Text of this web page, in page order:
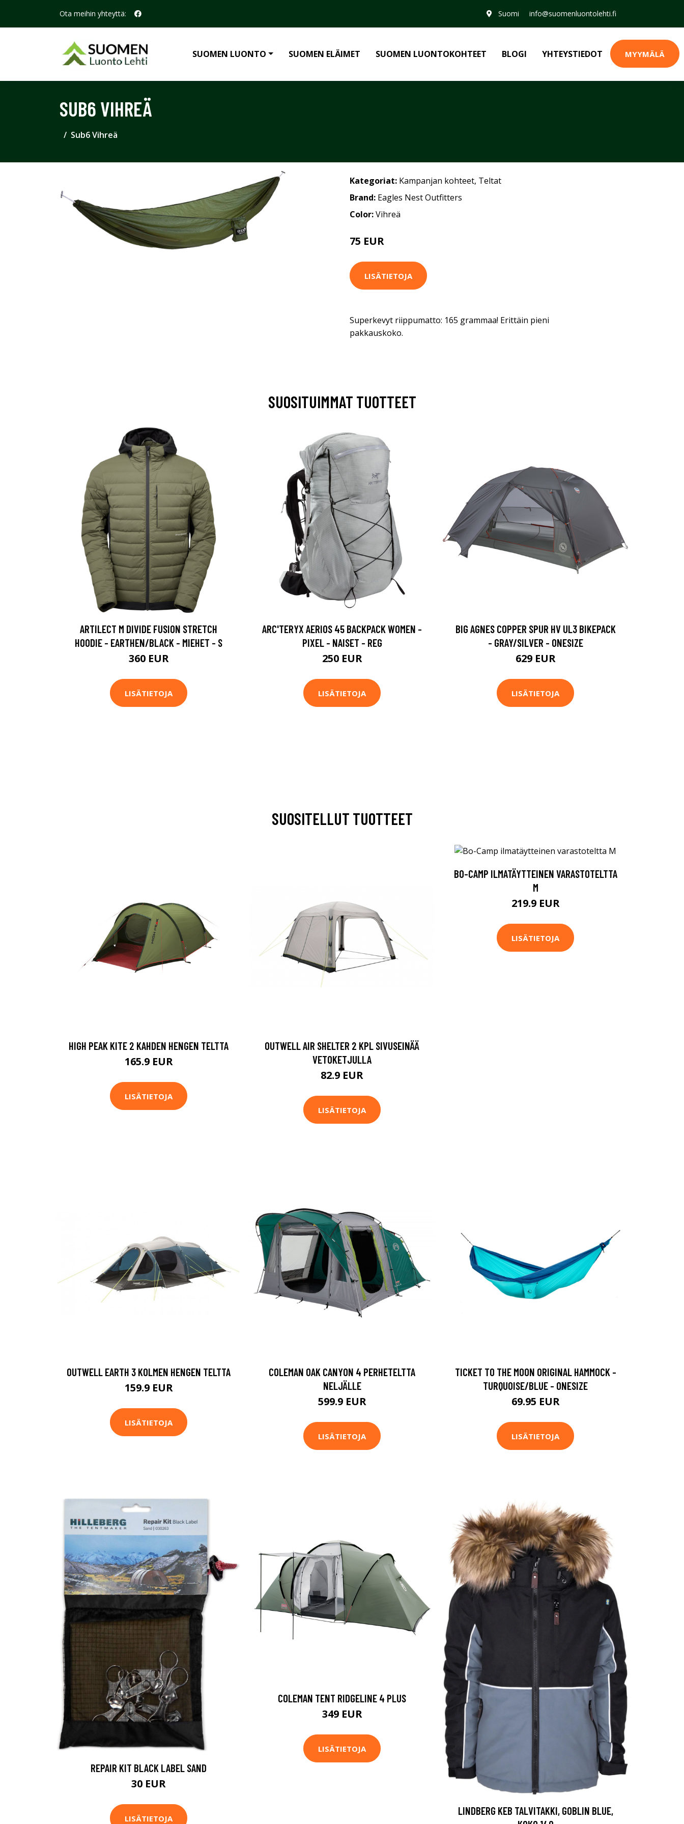
Ota meihin yhteyttä: Suomi info@suomenluontolehti.fi
SUOMEN LUONTO SUOMEN ELÄIMET SUOMEN LUONTOKOHTEET BLOGI YHTEYSTIEDOT MYYMÄLÄ
SUB6 VIHREÄ
Sub6 Vihreä
Kategoriat: Kampanjan kohteet, Teltat
Brand: Eagles Nest Outfitters
Color:Vihreä
75 EUR
LISÄTIETOJA
Superkevyt riippumatto: 165 grammaa! Erittäin pieni
pakkauskoko.
SUOSITUIMMAT TUOTTEET
ARTILECT M DIVIDE FUSION STRETCH
HOODIE - EARTHEN/BLACK - MIEHET - S
360 EUR
LISÄTIETOJA
ARC'TERYX AERIOS 45 BACKPACK WOMEN -
PIXEL - NAISET - REG
250 EUR
LISÄTIETOJA
BIG AGNES COPPER SPUR HV UL3 BIKEPACK
- GRAY/SILVER - ONESIZE
629 EUR
LISÄTIETOJA
SUOSITELLUT TUOTTEET
HIGH PEAK KITE 2 KAHDEN HENGEN TELTTA
165.9 EUR
LISÄTIETOJA
OUTWELL AIR SHELTER 2 KPL SIVUSEINÄÄ
VETOKETJULLA
82.9 EUR
LISÄTIETOJA
BO-CAMP ILMATÄYTTEINEN VARASTOTELTTA
M
219.9 EUR
LISÄTIETOJA
OUTWELL EARTH 3 KOLMEN HENGEN TELTTA
159.9 EUR
LISÄTIETOJA
COLEMAN OAK CANYON 4 PERHETELTTA
NELJÄLLE
599.9 EUR
LISÄTIETOJA
TICKET TO THE MOON ORIGINAL HAMMOCK -
TURQUOISE/BLUE - ONESIZE
69.95 EUR
LISÄTIETOJA
REPAIR KIT BLACK LABEL SAND
30 EUR
LISÄTIETOJA
COLEMAN TENT RIDGELINE 4 PLUS
349 EUR
LISÄTIETOJA
LINDBERG KEB TALVITAKKI, GOBLIN BLUE,